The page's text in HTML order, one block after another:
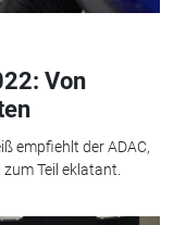
Von
empfiehlt der ADAC,
Teil eklatant.